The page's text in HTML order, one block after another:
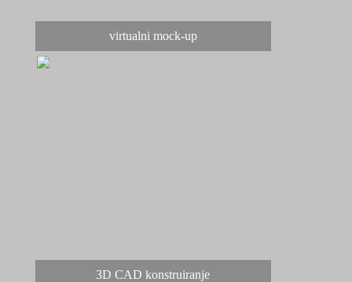
virtualni mock-up
3D CAD konstruiranje